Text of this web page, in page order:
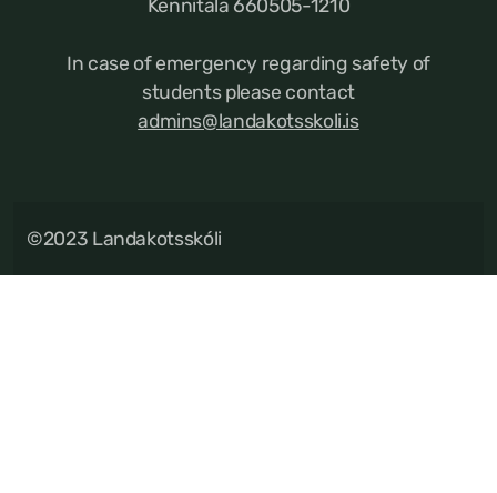
Kennitala 660505-1210
In case of emergency regarding safety of
students please contact
admins@landakotsskoli.is
©2023 Landakotsskóli